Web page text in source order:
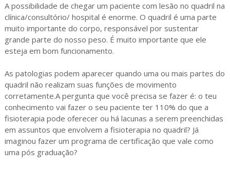
A possibilidade de chegar um paciente com lesão no quadril na
clínica/consultório/ hospital é enorme. O quadril é uma parte
muito importante do corpo, responsável por sustentar
grande parte do nosso peso. É muito importante que ele
esteja em bom funcionamento.
As patologias podem aparecer quando uma ou mais partes do
quadril não realizam suas funções de movimento
corretamente.A pergunta que você precisa se fazer é: o teu
conhecimento vai fazer o seu paciente ter 110% do que a
fisioterapia pode oferecer ou há lacunas a serem preenchidas
em assuntos que envolvem a fisioterapia no quadril? Já
imaginou fazer um programa de certificação que vale como
uma pós graduação?